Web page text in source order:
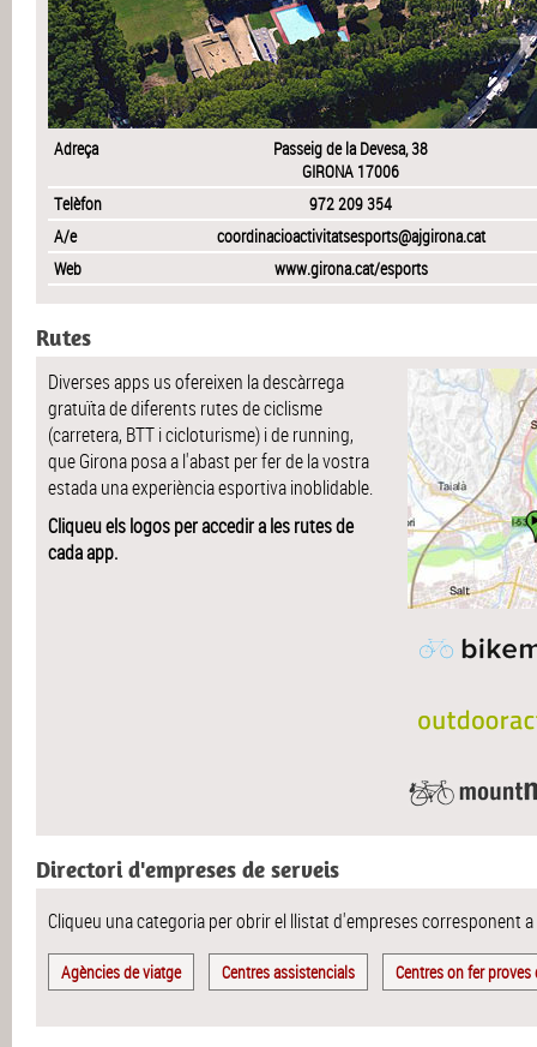
Adreça
Passeig de la Devesa, 38
GIRONA 17006
Telèfon
972 209 354
A/e
coordinacioactivitatsesports@ajgirona.cat
Web
www.girona.cat/esports
Rutes
Diverses apps us ofereixen la descàrrega
gratuïta de diferents rutes de ciclisme
(carretera, BTT i cicloturisme) i de running,
que Girona posa a l'abast per fer de la vostra
estada una experiència esportiva inoblidable.
Cliqueu els logos per accedir a les rutes de
cada app.
Directori d'empreses de serveis
Cliqueu una categoria per obrir el llistat d'empreses corresponent
Agències de viatge Centres assistencials Centres on fer proves